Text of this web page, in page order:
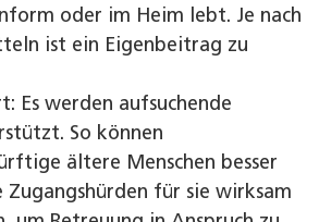
oder im Heim lebt. Je nach
ist ein Eigenbeitrag zu
Es werden aufsuchende
So können
ältere Menschen besser
für sie wirksam